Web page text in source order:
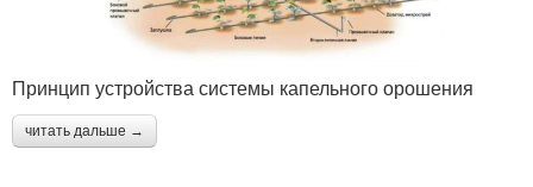
Принцип устройства системы капельного орошения
читать дальше →